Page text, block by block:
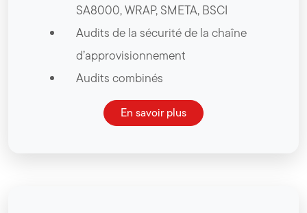
SA8000, WRAP, SMETA, BSCI
Audits de la sécurité de la chaîne
d’approvisionnement
Audits combinés
En savoir plus